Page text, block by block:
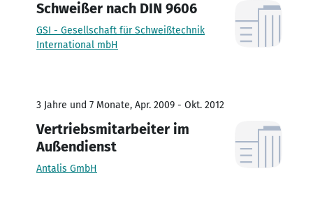
Schweißer nach DIN 9606
GSI - Gesellschaft für Schweißtechnik
International mbH
3 Jahre und 7 Monate, Apr. 2009 - Okt. 2012
Vertriebsmitarbeiter im
Außendienst
Antalis GmbH